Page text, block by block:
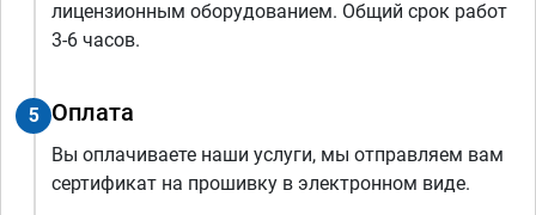
лицензионным оборудованием. Общий срок работ
3-6 часов.
5 Оплата
Вы оплачиваете наши услуги, мы отправляем вам
сертификат на прошивку в электронном виде.